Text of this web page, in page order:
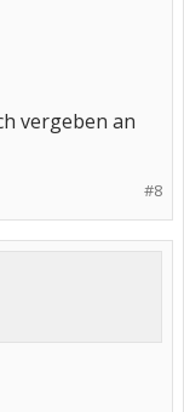
vergeben an
#8